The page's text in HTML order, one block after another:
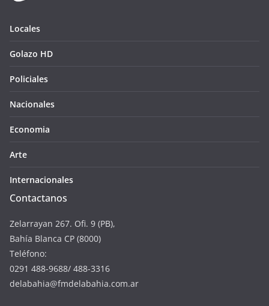
Locales
Golazo HD
Policiales
Nacionales
Economia
Arte
Internacionales
Contactanos
Zelarrayan 267. Ofi. 9 (PB),
Bahía Blanca CP (8000)
Teléfono:
0291 488-9688/ 488-3316
delabahia@fmdelabahia.com.ar